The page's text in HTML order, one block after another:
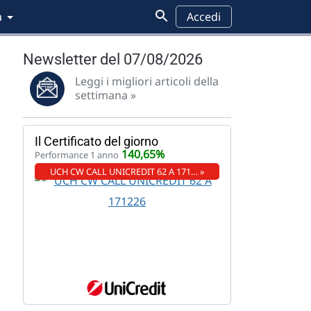
Accedi
Newsletter del 07/08/2026
Leggi i migliori articoli della
settimana »
Il Certificato del giorno
Performance 1 anno 140,65%
UCH CW CALL UNICREDIT 62 A 171… »